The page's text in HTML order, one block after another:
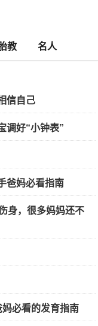
教 名人
信自己
调好“小钟表”
爸妈必看指南
身，很多妈妈还不
必看的发育指南